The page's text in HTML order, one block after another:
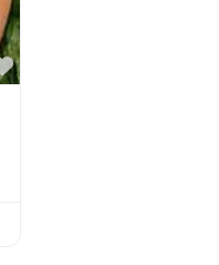
Preferate